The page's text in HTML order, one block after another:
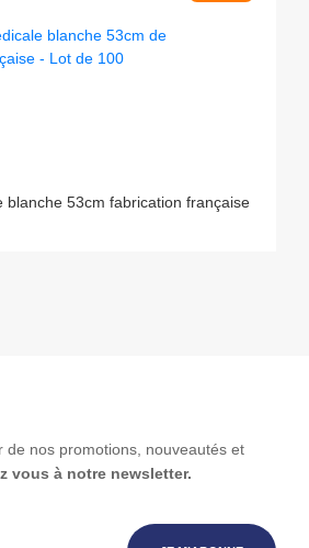
blanche 53cm fabrication française
de nos promotions, nouveautés et
vous à notre newsletter.